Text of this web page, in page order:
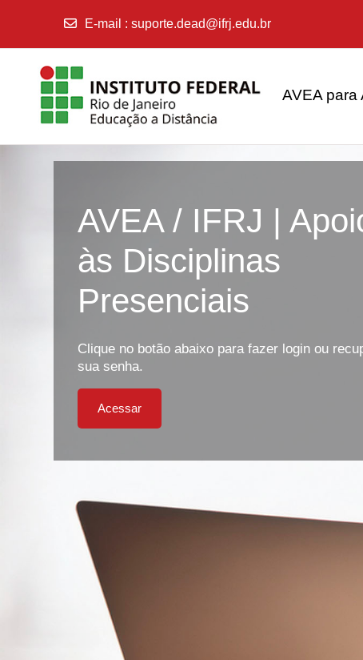
E-mail : suporte.dead@ifrj.edu.br
AVEA para
AVEA / IFRJ |
às Disciplinas
Presenciais
Clique no botão abaixo para fazer login ou
sua senha.
Acessar